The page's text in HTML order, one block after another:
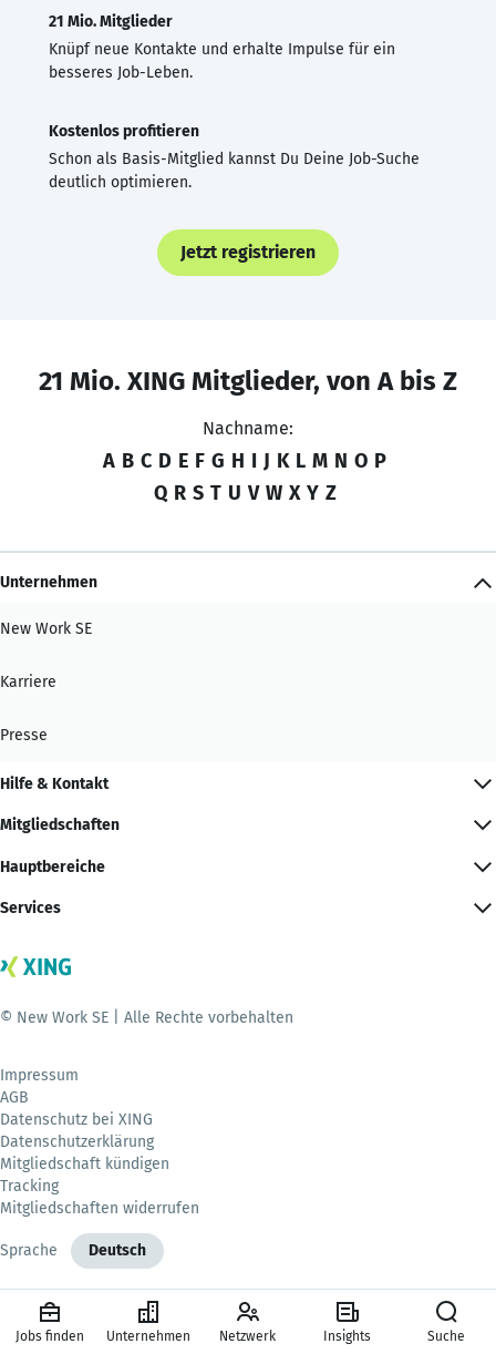
21 Mio. Mitglieder
Knüpf neue Kontakte und erhalte Impulse für ein
besseres Job-Leben.
Kostenlos profitieren
Schon als Basis-Mitglied kannst Du Deine Job-Suche
deutlich optimieren.
Jetzt registrieren
21 Mio. XING Mitglieder, von A bis Z
Nachname:
A B C D E F G H I J K L M N O P
Q R S T U V W X Y Z
Unternehmen
New Work SE
Karriere
Presse
Hilfe & Kontakt
Mitgliedschaften
Hauptbereiche
Services
© New Work SE | Alle Rechte vorbehalten
Impressum
AGB
Datenschutz bei XING
Datenschutzerklärung
Mitgliedschaft kündigen
Tracking
Mitgliedschaften widerrufen
Sprache Deutsch
Jobs finden Unternehmen Netzwerk Insights Suche